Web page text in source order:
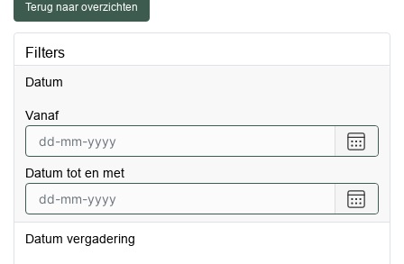
Terug naar overzichten
Filters
Datum
vanaf
een
vanaf
Datum tot en met
een
Datum vergadering